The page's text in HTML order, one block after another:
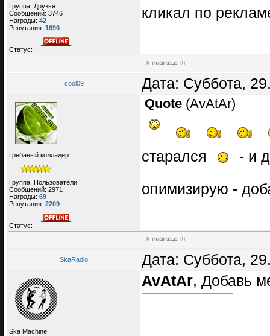
Группа: Друзья
Сообщений: 3746
Награды: 42
Репутация: 1696
Статус:
кликал по
cool09 Дата: Суббота,
Грёбаный колладер
Группа: Пользователи
Сообщений: 2971
Награды: 69
Репутация: 2209
Статус:
Quote (AvAtAr)
старался
- и
опимизирую -
SkaRadio Дата: Суббота,
Ska Machine
AvAtAr, Добавь